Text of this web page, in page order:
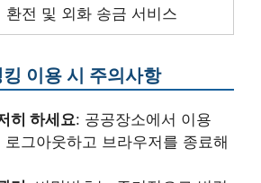
환전 및 외화 송금 서비스
이용 시 주의사항
히 하세요: 공공장소에서 이용
그아웃하고 브라우저를 종료해